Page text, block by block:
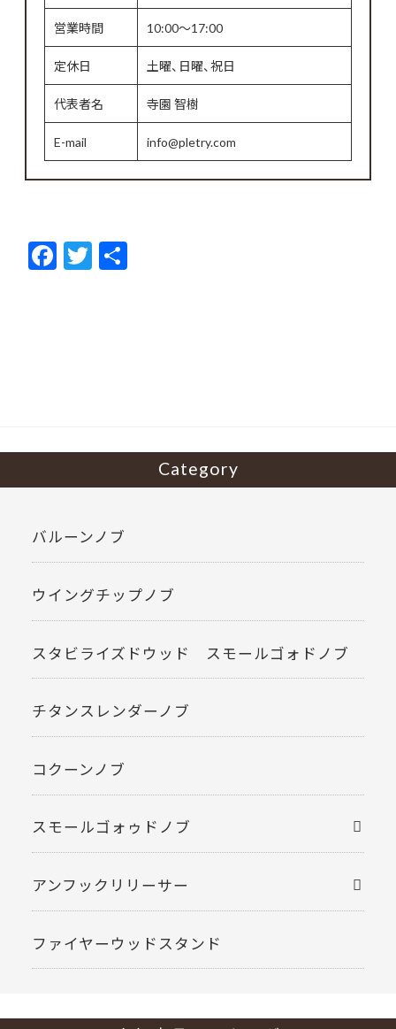
営業時間 10:00～17:00
定休日 土曜、日曜、祝日
代表者名 寺園 智樹
E-mail info@pletry.com
F
ac
T
w
Category
バルーンノブ
ウイングチップノブ
スタビライズドウッド スモールゴォドノブ
チタンスレンダーノブ
コクーンノブ
スモールゴォゥドノブ
アンフックリリーサー
ファイヤーウッドスタンド